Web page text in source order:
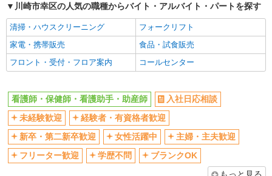
昇給あり
完全週休2日制
フルタイム歓迎
禁煙・分煙
駅直結・駅チカ
車通勤OK
バイク通勤OK
自転車通勤OK
社会保険あり
産休・育休取得実績あり
退職金・財形貯蓄制度あり
各種手当（家族・役職・インセン
ティブなど）あり
制服貸与
研修制度あり
資格取得支援制度あり
川崎市幸区の人気の職種からバイト・アルバイト・パートを探す
清掃・ハウスクリーニング
フォークリフト
家電・携帯販売
食品・試食販売
フロント・受付・フロア案内
コールセンター
看護師・保健師・看護助手・助産師
入社日応相談
未経験歓迎
経験者・有資格者歓迎
新卒・第二新卒歓迎
女性活躍中
主婦・主夫歓迎
フリーター歓迎
学歴不問
ブランクOK